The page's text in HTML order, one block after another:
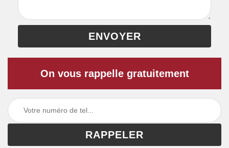
On vous rappelle gratuitement